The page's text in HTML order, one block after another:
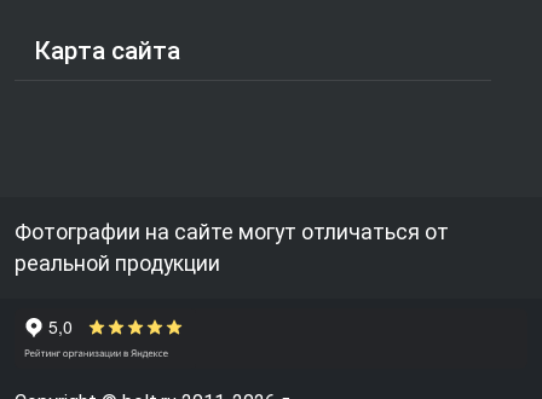
Карта сайта
Фотографии на сайте могут отличаться от
реальной продукции